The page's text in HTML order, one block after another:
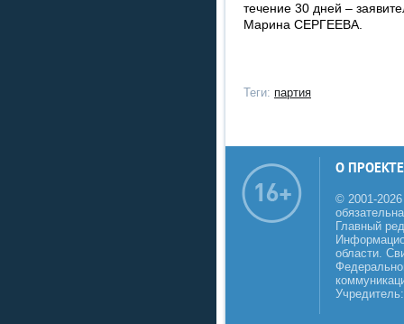
течение 30 дней –
Марина СЕРГЕЕВА.
Теги: партия
О ПРОЕКТЕ
© 2001-
Главный
области.